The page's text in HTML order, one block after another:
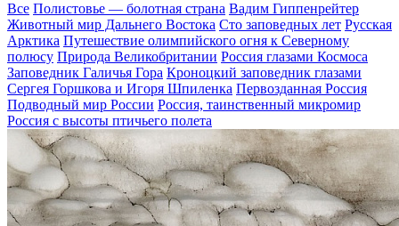
Все Полистовье — болотная страна Вадим Гиппенрейтер
Животный мир Дальнего Востока Сто заповедных лет Русская
Арктика Путешествие олимпийского огня к Северному
полюсу Природа Великобритании Россия глазами Космоса
Заповедник Галичья Гора Кроноцкий заповедник глазами
Сергея Горшкова и Игоря Шпиленка Первозданная Россия
Подводный мир России Россия, таинственный микромир
Россия с высоты птичьего полета